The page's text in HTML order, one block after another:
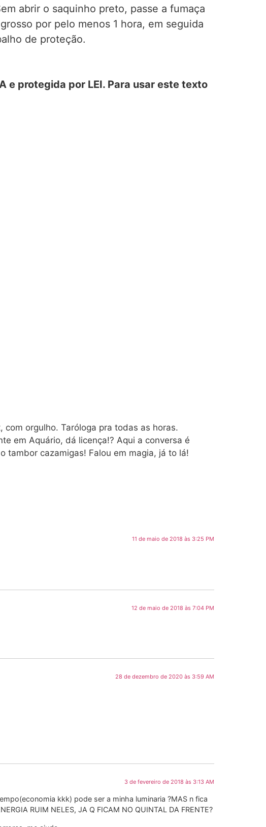
abrir o saquinho preto, passe a fumaça
por pelo menos 1 hora, em seguida
de proteção.
e protegida por LEI. Para usar este texto
orgulho. Taróloga pra todas as horas.
em Aquário, dá licença!? Aqui a conversa é
tambor cazamigas! Falou em magia, já to lá!
11 de maio de 2018 às 3:25 PM
12 de maio de 2018 às 7:04 PM
28 de dezembro de 2020 às 3:59 AM
3 de fevereiro de 2018 às 3:13 AM
kkk) pode ser a minha luminaria ?MAS n fica
RUIM NELES, JA Q FICAM NO QUINTAL DA FRENTE?